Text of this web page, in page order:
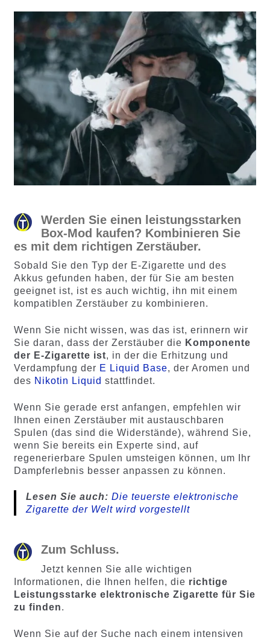
Werden Sie einen leistungsstarken
Box-Mod kaufen? Kombinieren Sie
es mit dem richtigen Zerstäuber.
Sobald Sie den Typ der E-Zigarette und des
Akkus gefunden haben, der für Sie am besten
geeignet ist, ist es auch wichtig, ihn mit einem
kompatiblen Zerstäuber zu kombinieren.
Wenn Sie nicht wissen, was das ist, erinnern wir
Sie daran, dass der Zerstäuber die Komponente
der E-Zigarette ist, in der die Erhitzung und
Verdampfung der E Liquid Base, der Aromen und
des Nikotin Liquid stattfindet.
Wenn Sie gerade erst anfangen, empfehlen wir
Ihnen einen Zerstäuber mit austauschbaren
Spulen (das sind die Widerstände), während Sie,
wenn Sie bereits ein Experte sind, auf
regenerierbare Spulen umsteigen können, um Ihr
Dampferlebnis besser anpassen zu können.
Lesen Sie auch: Die teuerste elektronische
Zigarette der Welt wird vorgestellt
Zum Schluss.
Jetzt kennen Sie alle wichtigen
Informationen, die Ihnen helfen, die richtige
Leistungsstarke elektronische Zigarette für Sie
zu finden.
Wenn Sie auf der Suche nach einem intensiven